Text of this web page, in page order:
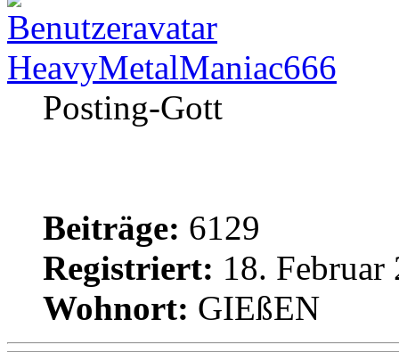
HeavyMetalManiac666
Posting-Gott
Beiträge: 6129
Registriert: 18. Februar
Wohnort: GIEßEN